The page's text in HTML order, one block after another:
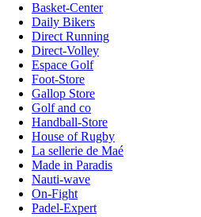
Basket-Center
Daily Bikers
Direct Running
Direct-Volley
Espace Golf
Foot-Store
Gallop Store
Golf and co
Handball-Store
House of Rugby
La sellerie de Maé
Made in Paradis
Nauti-wave
On-Fight
Padel-Expert